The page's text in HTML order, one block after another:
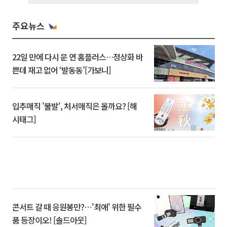
주요뉴스
22일 만에 다시 문 연 홈플러스…정상화 바
쁜데 재고 없어 ‘발동동’[가보니]
입추매직 '불발', 처서매직은 올까요? [해
시태그]
콘서트 갈 때 응원봉만?⋯'최애' 위한 필수
품 등장이오! [솔드아웃]